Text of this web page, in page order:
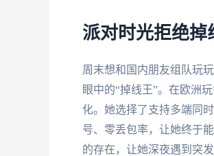
派对时光拒绝掉
周末想和国内朋友组队玩
眼中的“掉线王”。在欧洲
化。她选择了支持多端同
号、零丢包率，让她终于
的存在，让她深夜遇到突